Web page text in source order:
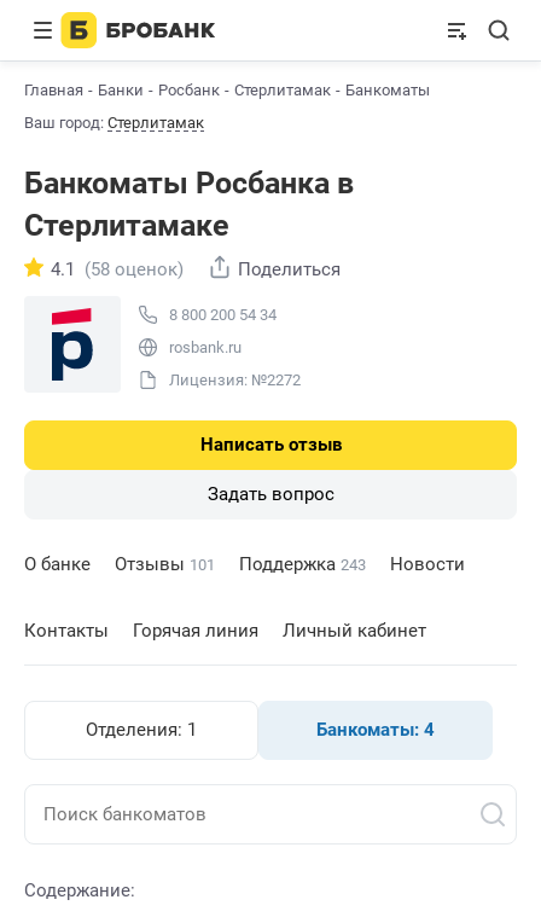
Главная Банки Росбанк Стерлитамак
Банкоматы
Ваш город: Стерлитамак
Банкоматы Росбанкa в
Стерлитамаке
8 800 200 54 34
rosbank.ru
Лицензия: №2272
4.1 (58 оценок) Поделиться
Написать отзыв
Задать вопрос
О банке Отзывы 101 Поддержка 243 Новости
Контакты Горячая линия Личный кабинет
Отделения: 1 Банкоматы: 4
Содержание: